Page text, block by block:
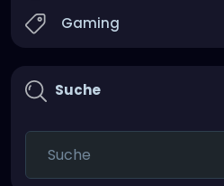
Gaming
Suche